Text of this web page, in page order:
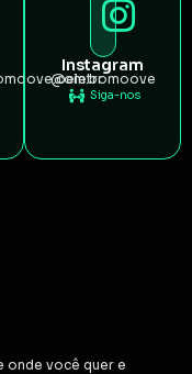
Instagram
@eletromoove
Siga-nos
onde você quer e